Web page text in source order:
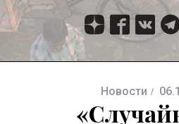
Новости